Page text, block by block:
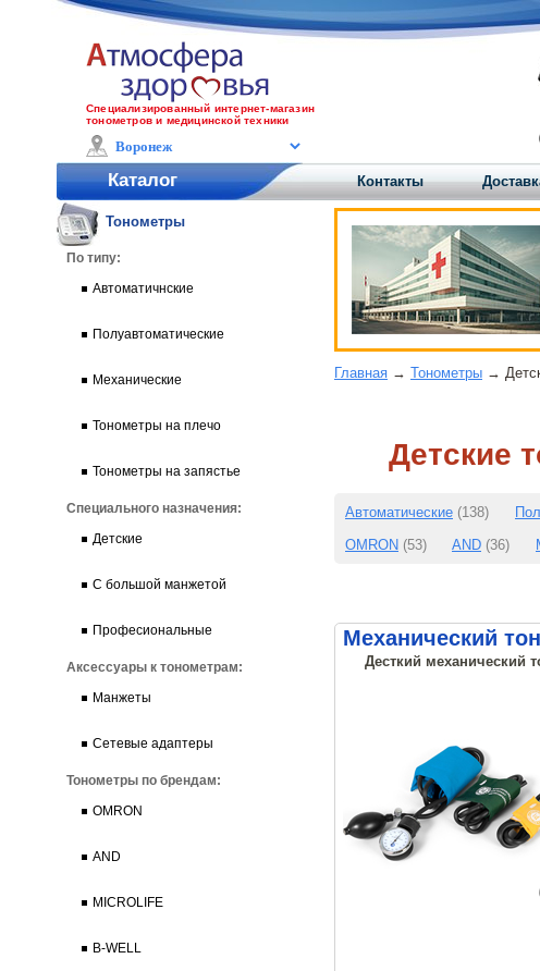
Специализированный интернет-магазин
тонометров и медицинской техники
Каталог Контакты
Тонометры
По типу:
Автоматичнские
Полуавтоматические
Механические
Тонометры на плечо
Тонометры на запястье
Специального назначения:
Детские
С большой манжетой
Професиональные
Аксессуары к тонометрам:
Манжеты
Сетевые адаптеры
Тонометры по брендам:
OMRON
AND
MICROLIFE
B-WELL
Главная → Тонометры →
Детские
Автоматические (138)
OMRON (53) AND (36)
Механический
Десткий механический